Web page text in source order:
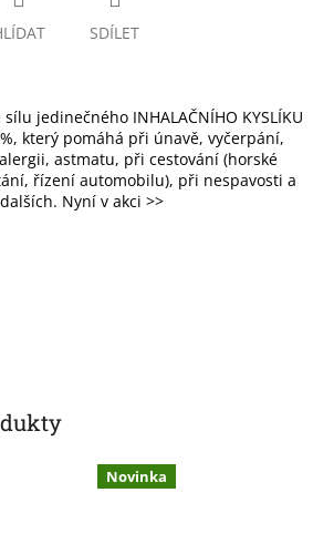
SDÍLET
jedinečného INHALAČNÍHO KYSLÍKU
který pomáhá při únavě, vyčerpání,
astmatu, při cestování (horské
řízení automobilu), při nespavosti a
Nyní v akci >>
Novinka